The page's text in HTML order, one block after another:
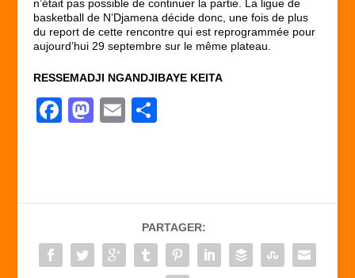
n’était pas possible de continuer la partie. La ligue de
basketball de N’Djamena décide donc, une fois de plus
du report de cette rencontre qui est reprogrammée pour
aujourd’hui 29 septembre sur le même plateau.
RESSEMADJI NGANDJIBAYE KEITA
F
b
o
o
M
d
o
n
E
er
PARTAGER: